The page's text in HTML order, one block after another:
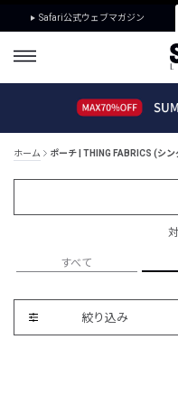
Safari公式ウェブマガジン
ホーム ポーチ | THING FABRICS (シ
すべて
絞り込み